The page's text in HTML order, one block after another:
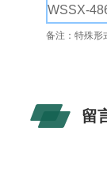
WSSX-
备注：特殊形
留